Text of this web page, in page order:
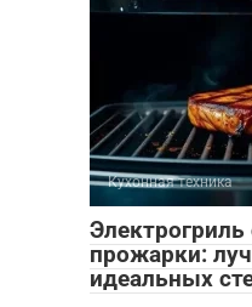
Кухонная техника
прожарки:
идеальных